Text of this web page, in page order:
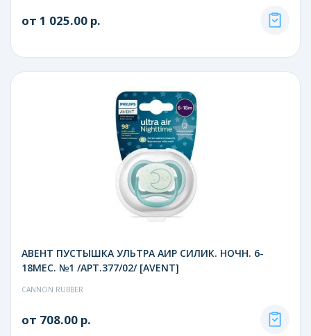
от 1 025.00 р.
АВЕНТ ПУСТЫШКА УЛЬТРА АИР СИЛИК. НОЧН. 6-
18МЕС. №1 /АРТ.377/02/ [AVENT]
CANNON RUBBER
от 708.00 р.